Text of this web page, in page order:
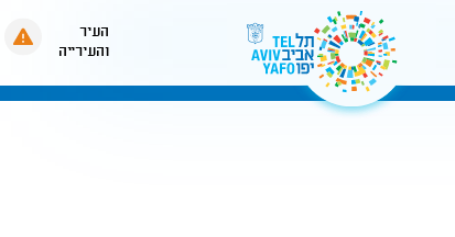
העיר
והעירייה